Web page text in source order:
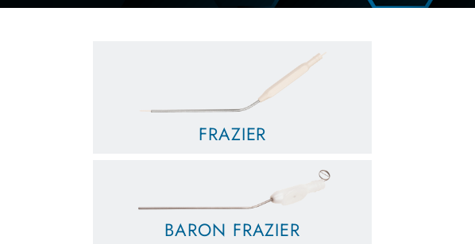
FRAZIER
BARON FRAZIER